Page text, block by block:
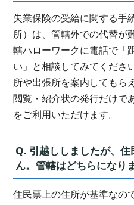
失業保険の受給に関する手
所）は、管轄外での代替が
轄ハローワークに電話で「
い」と相談してみてくださ
所や出張所を案内してもら
閲覧・紹介状の発行だけで
をご利用いただけます。
Q. 引越ししましたが、
ん。管轄はどちらになり
住民票上の住所が基準なの